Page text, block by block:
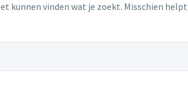
kunnen vinden wat je zoekt. Misschien